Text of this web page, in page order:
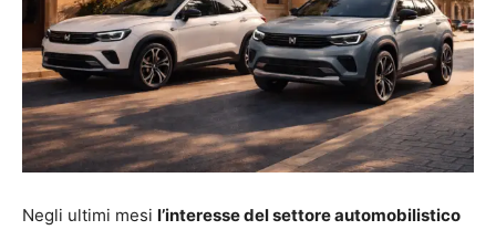
Negli ultimi mesi l’interesse del settore automobilistico